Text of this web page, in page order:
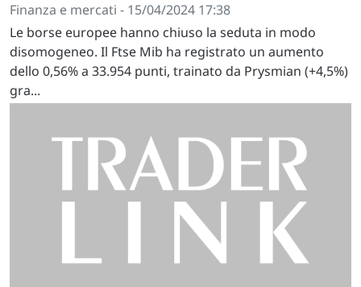
Finanza e mercati - 15/04/2024 17:38
Le borse europee hanno chiuso la seduta in modo
disomogeneo. Il Ftse Mib ha registrato un aumento
dello 0,56% a 33.954 punti, trainato da Prysmian (+4,5%)
gra...